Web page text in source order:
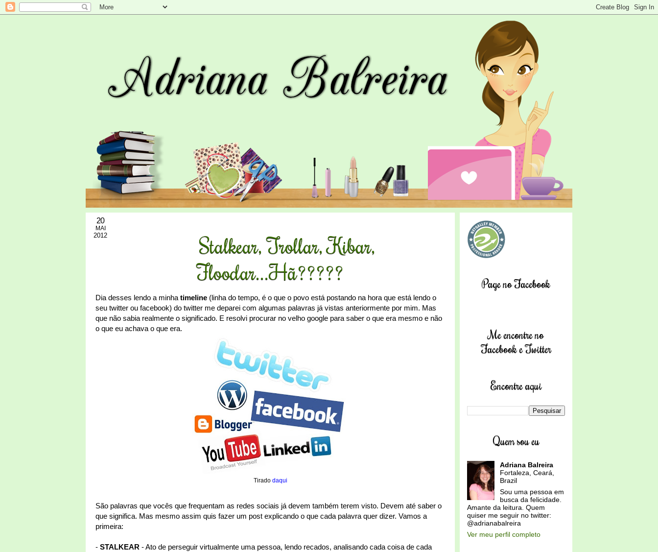
20
MAI
2012
Stalkear, Trollar, Kibar,
Floodar...Hã?????
Dia desses lendo a minha timeline (linha do tempo, é o que o povo está postando na hora que está lendo o
seu twitter ou facebook) do twitter me deparei com algumas palavras já vistas anteriormente por mim. Mas
que não sabia realmente o significado. E resolvi procurar no velho google para saber o que era mesmo e não
o que eu achava o que era.
Tirado daqui
São palavras que vocês que frequentam as redes sociais já devem também terem visto. Devem até saber o
que significa. Mas mesmo assim quis fazer um post explicando o que cada palavra quer dizer. Vamos a
primeira:
- STALKEAR - Ato de perseguir virtualmente uma pessoa, lendo recados, analisando cada coisa de cada
Page no Facebook
Me encontre no
Facebook e Twitter
Encontre aqui
Quem sou eu
Adriana Balreira
Fortaleza, Ceará,
Brazil
Sou uma pessoa em
busca da felicidade.
Amante da leitura. Quem
quiser me seguir no twitter:
@adrianabalreira
Ver meu perfil completo